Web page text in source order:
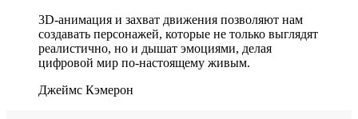
3D-анимация и захват движения позволяют нам
создавать персонажей, которые не только выглядят
реалистично, но и дышат эмоциями, делая
цифровой мир по-настоящему живым.
Джеймс Кэмерон